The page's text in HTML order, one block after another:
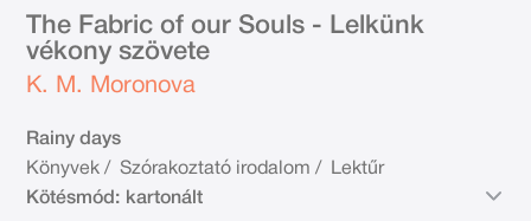
The Fabric of our Souls - Lelkünk
vékony szövete
K. M. Moronova
Rainy days
Könyvek / Szórakoztató irodalom /
Lektűr
Kötésmód: kartonált